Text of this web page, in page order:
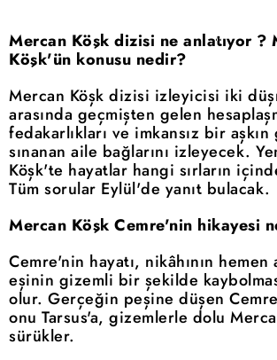
Mercan Köşk dizisi ne anlatıyor ?
Köşk'ün konusu nedir?
Mercan Köşk dizisi izleyicisi iki
arasında geçmişten gelen
fedakarlıkları ve imkansız bir
sınanan aile bağlarını izleyecek.
Köşk'te hayatlar hangi sırların
Tüm sorular Eylül'de yanıt bulacak.
Mercan Köşk Cemre'nin hikayesi
Cemre'nin hayatı, nikâhının hemen
eşinin gizemli bir şekilde
olur. Gerçeğin peşine düşen
onu Tarsus'a, gizemlerle dolu
sürükler.